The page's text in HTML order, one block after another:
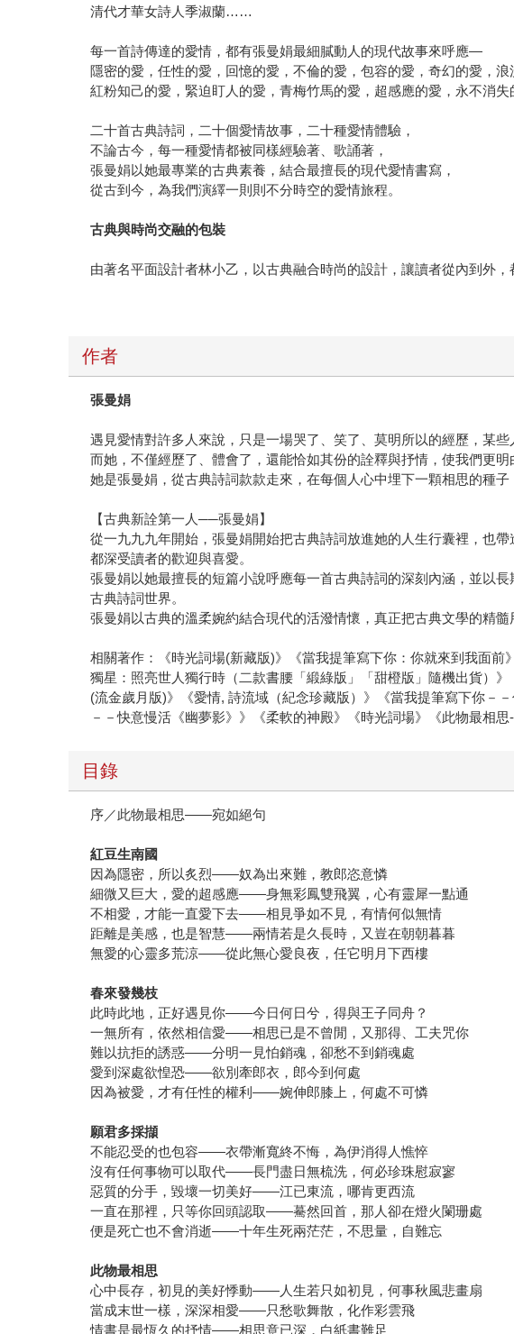
清代才華女詩人季淑蘭……
每一首詩傳達的愛情，都有張曼娟最細膩動人的現代故事來呼應—
隱密的愛，任性的愛，回憶的愛，不倫的愛，包容的愛，奇幻的愛，浪
紅粉知己的愛，緊迫盯人的愛，青梅竹馬的愛，超感應的愛，永不消
二十首古典詩詞，二十個愛情故事，二十種愛情體驗，
不論古今，每一種愛情都被同樣經驗著、歌誦著，
張曼娟以她最專業的古典素養，結合最擅長的現代愛情書寫，
從古到今，為我們演繹一則則不分時空的愛情旅程。
古典與時尚交融的包裝
由著名平面設計者林小乙，以古典融合時尚的設計，讓讀者從內到外，
作者
張曼娟
遇見愛情對許多人來說，只是一場哭了、笑了、莫明所以的經歷，某些
而她，不僅經歷了、體會了，還能恰如其份的詮釋與抒情，使我們更明
她是張曼娟，從古典詩詞款款走來，在每個人心中埋下一顆相思的種子
【古典新詮第一人──張曼娟】
從一九九九年開始，張曼娟開始把古典詩詞放進她的人生行囊裡，也
都深受讀者的歡迎與喜愛。
張曼娟以她最擅長的短篇小說呼應每一首古典詩詞的深刻內涵，並以
古典詩詞世界。
張曼娟以古典的溫柔婉約結合現代的活潑情懷，真正把古典文學的精
相關著作：《時光詞場(新藏版)》《當我提筆寫下你：你就來到我面
獨星：照亮世人獨行時（二款書腰「緞綠版」「甜橙版」隨機出貨）
(流金歲月版)》《愛情, 詩流域（紀念珍藏版）》《當我提筆寫下你－
－－快意慢活《幽夢影》》《柔軟的神殿》《時光詞場》《此物最相思
目錄
序／此物最相思——宛如絕句
紅豆生南國
因為隱密，所以炙烈——奴為出來難，教郎恣意憐
細微又巨大，愛的超感應——身無彩鳳雙飛翼，心有靈犀一點通
不相愛，才能一直愛下去——相見爭如不見，有情何似無情
距離是美感，也是智慧——兩情若是久長時，又豈在朝朝暮暮
無愛的心靈多荒涼——從此無心愛良夜，任它明月下西樓
春來發幾枝
此時此地，正好遇見你——今日何日兮，得與王子同舟？
一無所有，依然相信愛——相思已是不曾閒，又那得、工夫咒你
難以抗拒的誘惑——分明一見怕銷魂，卻愁不到銷魂處
愛到深處欲惶恐——欲別牽郎衣，郎今到何處
因為被愛，才有任性的權利——婉伸郎膝上，何處不可憐
願君多採擷
不能忍受的也包容——衣帶漸寬終不悔，為伊消得人憔悴
沒有任何事物可以取代——長門盡日無梳洗，何必珍珠慰寂寥
惡質的分手，毀壞一切美好——江已東流，哪肯更西流
一直在那裡，只等你回頭認取——驀然回首，那人卻在燈火闌珊處
便是死亡也不會消逝——十年生死兩茫茫，不思量，自難忘
此物最相思
心中長存，初見的美好悸動——人生若只如初見，何事秋風悲畫扇
當成末世一樣，深深相愛——只愁歌舞散，化作彩雲飛
情書是最恆久的抒情——相思意已深，白紙書難足